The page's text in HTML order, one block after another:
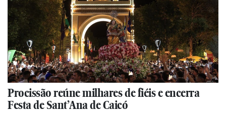
Procissão reúne milhares de fiéis e encerra
Festa de Sant’Ana de Caicó